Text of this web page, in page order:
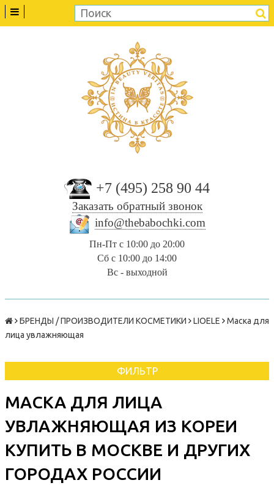
+7 (495) 258 90 44
Заказать обратный звонок
info@thebabochki.com
Пн-Пт с 10:00 до 20:00
Сб с 10:00 до 14:00
Вс - выходной
БРЕНДЫ / ПРОИЗВОДИТЕЛИ КОСМЕТИКИ LIOELE
Маска для
лица увлажняющая
ФИЛЬТР
МАСКА ДЛЯ ЛИЦА
УВЛАЖНЯЮЩАЯ ИЗ КОРЕИ
КУПИТЬ В МОСКВЕ И ДРУГИХ
ГОРОДАХ РОССИИ